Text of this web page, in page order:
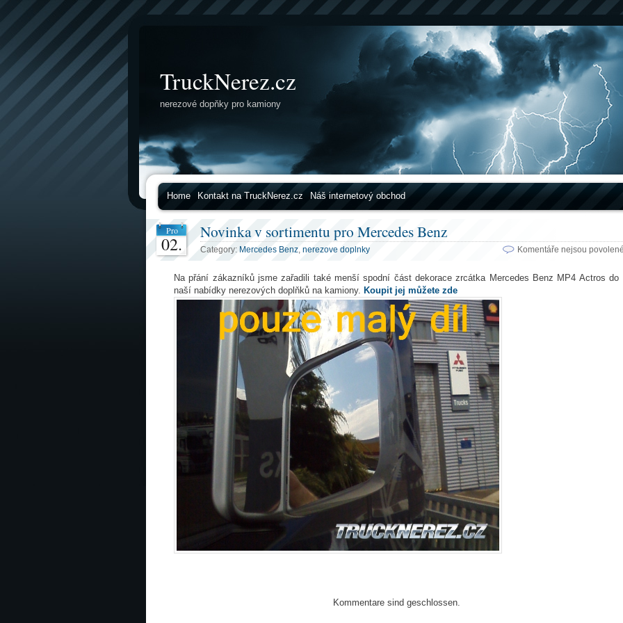
TruckNerez.cz
nerezové dopňky pro kamiony
Home Kontakt na TruckNerez.cz Náš internetový obchod
Pro
02.
Novinka v sortimentu pro Mercedes Benz
Komentáře nejsou povolené
Category: Mercedes Benz, nerezove doplnky
Na přání zákazníků jsme zařadili také menší spodní část dekorace zrcátka Mercedes Benz MP4 Actros do
naší nabídky nerezových doplňků na kamiony. Koupit jej můžete zde
Kommentare sind geschlossen.